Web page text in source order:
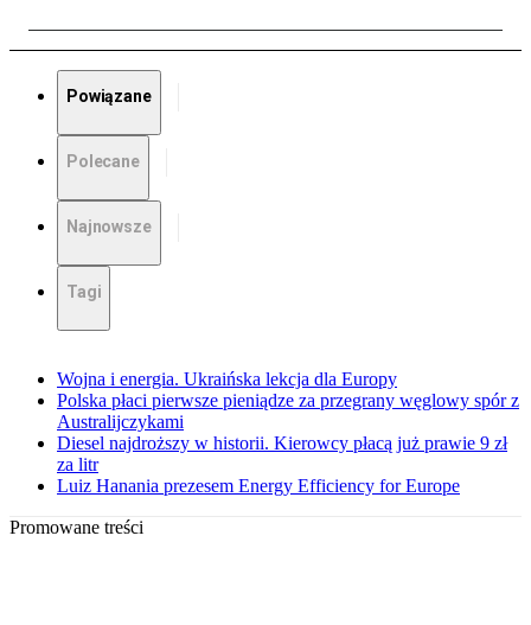
Powiązane
Polecane
Najnowsze
Tagi
Wojna i energia. Ukraińska lekcja dla Europy
Polska płaci pierwsze pieniądze za przegrany węglowy spór z
Australijczykami
Diesel najdroższy w historii. Kierowcy płacą już prawie 9 zł
za litr
Luiz Hanania prezesem Energy Efficiency for Europe
Promowane treści